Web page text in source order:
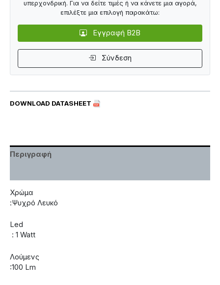
DOWNLOAD DATASHEET
υπερχονδρική. Για να δείτε τιμές ή να κάνετε μια αγορά,
επιλέξτε μια επιλογή παρακάτω:
Εγγραφή B2B
Σύνδεση
Περιγραφή
Χρώμα
:Ψυχρό Λευκό
Led
: 1 Watt
Λούμενς
:100 Lm